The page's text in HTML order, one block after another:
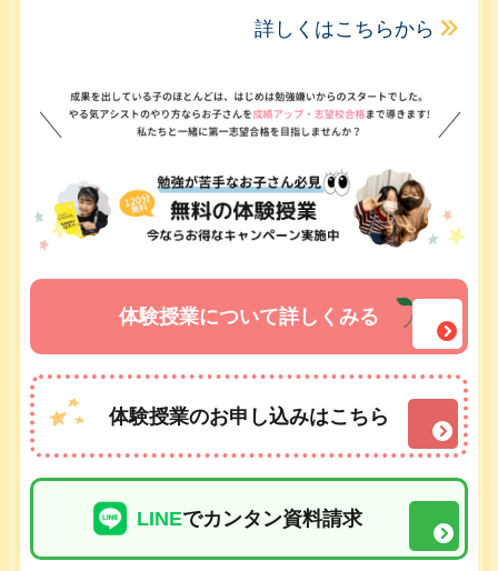
詳しくはこちらから
体験授業について詳しくみる
体験授業のお申し込みはこちら
LINEでカンタン資料請求